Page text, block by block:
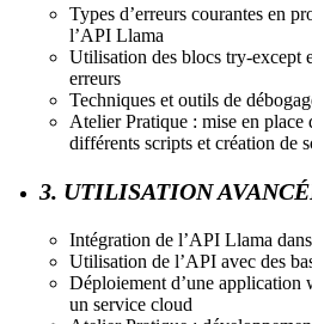
Types d’erreurs courantes en
l’API Llama
Utilisation des blocs try-except
erreurs
Techniques et outils de
Atelier Pratique : mise en place
différents scripts et création de
3. UTILISATION
Intégration de l’API Llama
Utilisation de l’API avec des
Déploiement d’une
un service cloud